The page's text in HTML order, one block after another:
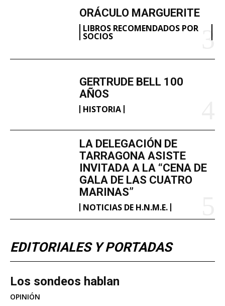
ORÁCULO MARGUERITE
LIBROS RECOMENDADOS POR
SOCIOS
GERTRUDE BELL 100
AÑOS
HISTORIA
LA DELEGACIÓN DE
TARRAGONA ASISTE
INVITADA A LA “CENA DE
GALA DE LAS CUATRO
MARINAS”
NOTICIAS DE H.N.M.E.
EDITORIALES Y PORTADAS
Los sondeos hablan
OPINIÓN